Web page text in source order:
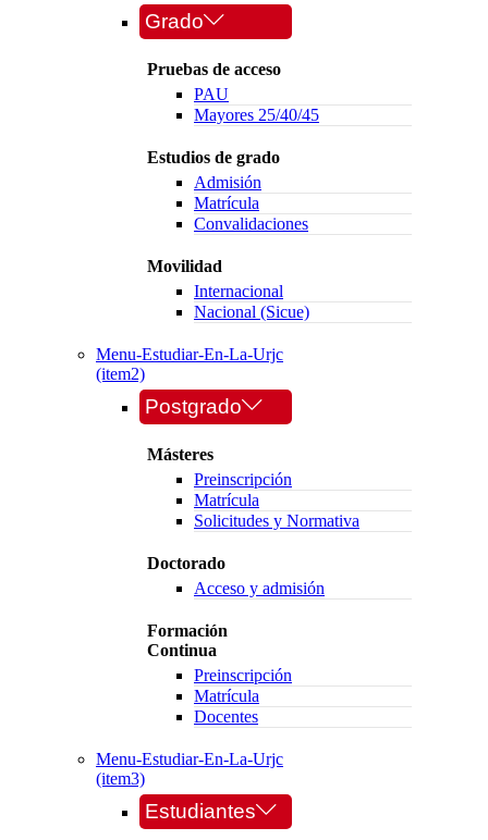
Grado
Pruebas de acceso
PAU
Mayores 25/40/45
Estudios de grado
Admisión
Matrícula
Convalidaciones
Movilidad
Internacional
Nacional (Sicue)
Menu-Estudiar-En-La-Urjc
(item2)
Postgrado
Másteres
Preinscripción
Matrícula
Solicitudes y Normativa
Doctorado
Acceso y admisión
Formación
Continua
Preinscripción
Matrícula
Docentes
Menu-Estudiar-En-La-Urjc
(item3)
Estudiantes